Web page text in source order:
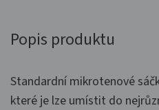
Popis produktu
Standardní mikrotenové
které je lze umístit do